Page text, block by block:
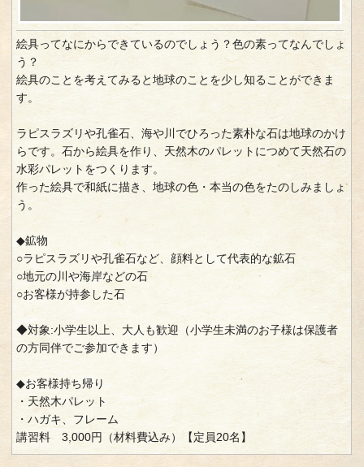
絵具ってなにからできているのでしょう？色の素ってなんでしょ
う？
絵具のことを考えてみると地球のことを少し知ることができま
す。
ラピスラズリや孔雀石、海や川でひろった素朴な石は地球のかけ
らです。石から絵具を作り、天然木のパレットにつめて天然石の
水彩パレットをつくります。
作った絵具で和紙に描き、地球の色・本当の色をたのしみましょ
う。
◆鉱物
○ラピスラズリや孔雀石など、顔料として代表的な鉱石
○地元の川や海岸などの石
○お客様が持参した石
◆対象:小学生以上、大人も歓迎（小学生未満のお子様は保護者
の方同伴でご参加できます）
◆お客様持ち帰り
・天然木パレット
・ハガキ、フレーム
講習料 3,000円（材料費込み）【定員20名】